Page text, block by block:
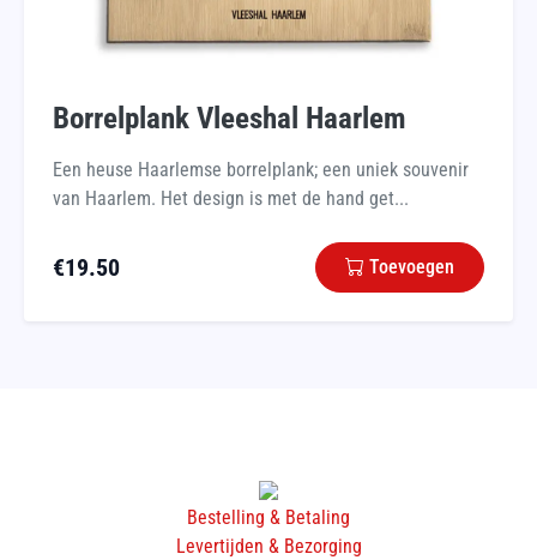
Borrelplank Vleeshal Haarlem
Een heuse Haarlemse borrelplank; een uniek souvenir
van Haarlem. Het design is met de hand get...
€19.50 Toevoegen
Bestelling & Betaling
Levertijden & Bezorging